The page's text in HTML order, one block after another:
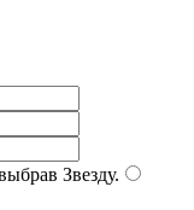
Звезду.